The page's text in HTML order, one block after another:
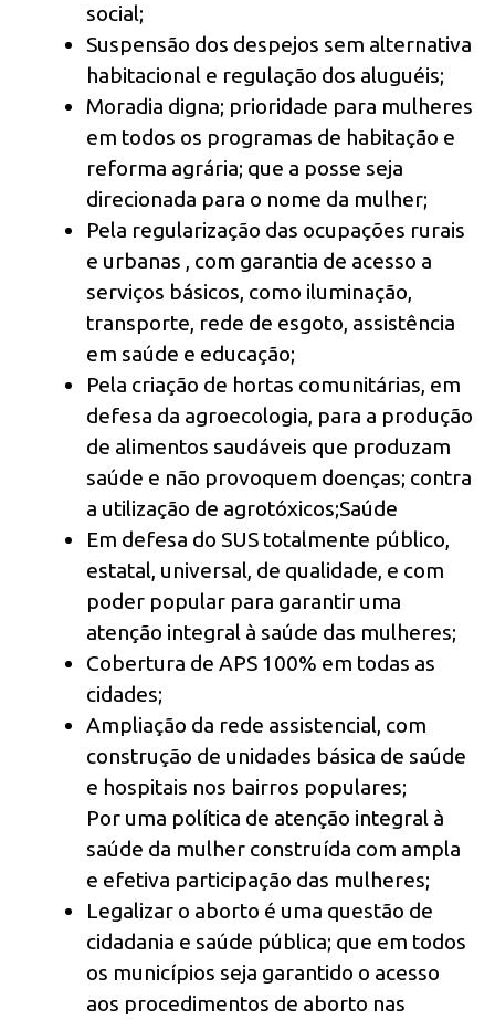
social;
Suspensão dos despejos sem alternativa
habitacional e regulação dos aluguéis;
Moradia digna; prioridade para mulheres
em todos os programas de habitação e
reforma agrária; que a posse seja
direcionada para o nome da mulher;
Pela regularização das ocupações rurais
e urbanas , com garantia de acesso a
serviços básicos, como iluminação,
transporte, rede de esgoto, assistência
em saúde e educação;
Pela criação de hortas comunitárias, em
defesa da agroecologia, para a produção
de alimentos saudáveis que produzam
saúde e não provoquem doenças; contra
a utilização de agrotóxicos;Saúde
Em defesa do SUS totalmente público,
estatal, universal, de qualidade, e com
poder popular para garantir uma
atenção integral à saúde das mulheres;
Cobertura de APS 100% em todas as
cidades;
Ampliação da rede assistencial, com
construção de unidades básica de saúde
e hospitais nos bairros populares;
Por uma política de atenção integral à
saúde da mulher construída com ampla
e efetiva participação das mulheres;
Legalizar o aborto é uma questão de
cidadania e saúde pública; que em todos
os municípios seja garantido o acesso
aos procedimentos de aborto nas